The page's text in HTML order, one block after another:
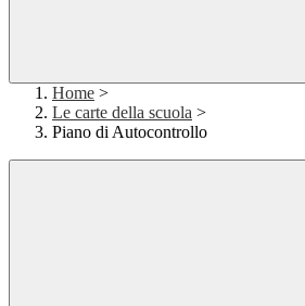
Home >
Le carte della scuola >
Piano di Autocontrollo